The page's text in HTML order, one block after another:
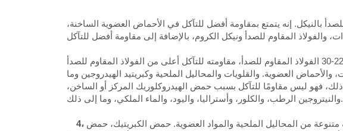
بالنيكل. إنه يتمتع بمقاومة أفضل للتآكل في الأحماض العضوية الساخنة،
الفولاذ المقاوم للصدأ الذي يحتوي على نسبة عالية من الكروم والنيكل العالي، مثل الكروم 20 النيكل 22-30 الفولاذ المقاوم للصدأ، مقاومته للتآكل أعلى من الفولاذ المقاوم للصدأ
العضوية. والقلويات والمحاليل الملحية وكبريتيد الهيدروجين وما
فهو ليس مقاومًا للتآكل بسبب حمض الهيدروكلوريك المركز أو الساخن،
والنيتروجين الرطب، والكلور، وأستراليا، واليود، والماء الملكي، وما إلى ذلك.
متنوعة من المحاليل الملحية والمواد العضوية. حمض الكبريتيك، حمض